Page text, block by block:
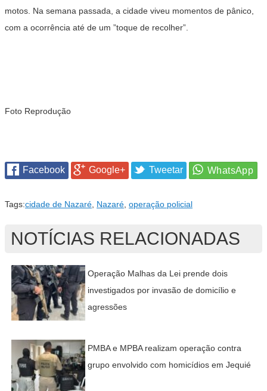
motos. Na semana passada, a cidade viveu momentos de pânico,
com a ocorrência até de um ”toque de recolher”.
Foto Reprodução
Facebook Google+ Tweetar
Tags:cidade de Nazaré, Nazaré, operação policial
NOTÍCIAS RELACIONADAS
Operação Malhas da Lei prende dois
investigados por invasão de domicílio e
agressões
PMBA e MPBA realizam operação contra
grupo envolvido com homicídios em Jequié